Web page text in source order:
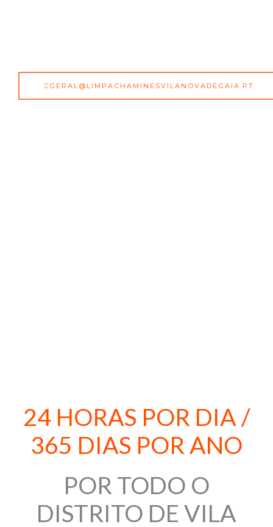
GERAL@LIMPACHAMINESVILANOVADEGAIA.PT
24 HORAS POR DIA /
365 DIAS POR ANO
POR TODO O
DISTRITO DE VILA